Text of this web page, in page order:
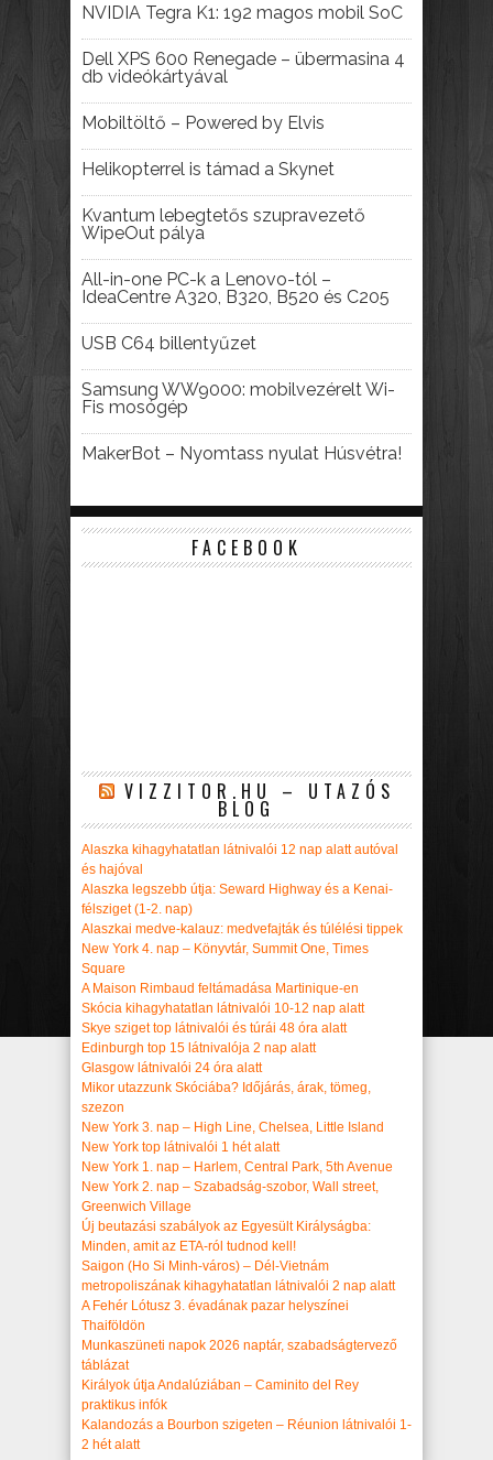
NVIDIA Tegra K1: 192 magos mobil SoC
Dell XPS 600 Renegade – übermasina 4
db videókártyával
Mobiltöltő – Powered by Elvis
Helikopterrel is támad a Skynet
Kvantum lebegtetős szupravezető
WipeOut pálya
All-in-one PC-k a Lenovo-tól –
IdeaCentre A320, B320, B520 és C205
USB C64 billentyűzet
Samsung WW9000: mobilvezérelt Wi-
Fis mosógép
MakerBot – Nyomtass nyulat Húsvétra!
FACEBOOK
VIZZITOR.HU – UTAZÓS
BLOG
Alaszka kihagyhatatlan látnivalói 12 nap alatt autóval
és hajóval
Alaszka legszebb útja: Seward Highway és a Kenai-
félsziget (1-2. nap)
Alaszkai medve-kalauz: medvefajták és túlélési tippek
New York 4. nap – Könyvtár, Summit One, Times
Square
A Maison Rimbaud feltámadása Martinique-en
Skócia kihagyhatatlan látnivalói 10-12 nap alatt
Skye sziget top látnivalói és túrái 48 óra alatt
Edinburgh top 15 látnivalója 2 nap alatt
Glasgow látnivalói 24 óra alatt
Mikor utazzunk Skóciába? Időjárás, árak, tömeg,
szezon
New York 3. nap – High Line, Chelsea, Little Island
New York top látnivalói 1 hét alatt
New York 1. nap – Harlem, Central Park, 5th Avenue
New York 2. nap – Szabadság-szobor, Wall street,
Greenwich Village
Új beutazási szabályok az Egyesült Királyságba:
Minden, amit az ETA-ról tudnod kell!
Saigon (Ho Si Minh-város) – Dél-Vietnám
metropoliszának kihagyhatatlan látnivalói 2 nap alatt
A Fehér Lótusz 3. évadának pazar helyszínei
Thaiföldön
Munkaszüneti napok 2026 naptár, szabadságtervező
táblázat
Királyok útja Andalúziában – Caminito del Rey
praktikus infók
Kalandozás a Bourbon szigeten – Réunion látnivalói 1-
2 hét alatt